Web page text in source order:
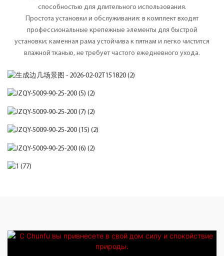
способностью для длительного использования.
Простота установки и обслуживания: в комплект входят
профессиональные крепежные элементы для быстрой
установки; каменная рама устойчива к пятнам и легко чистится
влажной тканью, не требует частого ежедневного ухода.